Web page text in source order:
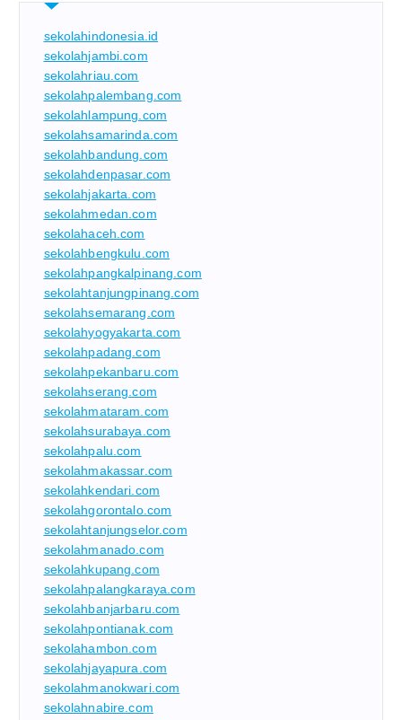
sekolahindonesia.id
sekolahjambi.com
sekolahriau.com
sekolahpalembang.com
sekolahlampung.com
sekolahsamarinda.com
sekolahbandung.com
sekolahdenpasar.com
sekolahjakarta.com
sekolahmedan.com
sekolahaceh.com
sekolahbengkulu.com
sekolahpangkalpinang.com
sekolahtanjungpinang.com
sekolahsemarang.com
sekolahyogyakarta.com
sekolahpadang.com
sekolahpekanbaru.com
sekolahserang.com
sekolahmataram.com
sekolahsurabaya.com
sekolahpalu.com
sekolahmakassar.com
sekolahkendari.com
sekolahgorontalo.com
sekolahtanjungselor.com
sekolahmanado.com
sekolahkupang.com
sekolahpalangkaraya.com
sekolahbanjarbaru.com
sekolahpontianak.com
sekolahambon.com
sekolahjayapura.com
sekolahmanokwari.com
sekolahnabire.com